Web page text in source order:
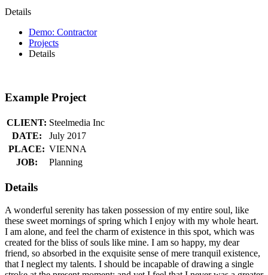
Details
Demo: Contractor
Projects
Details
Example Project
CLIENT: Steelmedia Inc
DATE:
July 2017
PLACE: VIENNA
JOB:
Planning
Details
A wonderful serenity has taken possession of my entire soul, like
these sweet mornings of spring which I enjoy with my whole heart.
I am alone, and feel the charm of existence in this spot, which was
created for the bliss of souls like mine. I am so happy, my dear
friend, so absorbed in the exquisite sense of mere tranquil existence,
that I neglect my talents. I should be incapable of drawing a single